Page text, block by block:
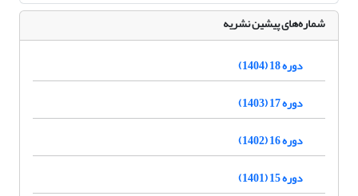
شماره‌های پیشین نشریه
دوره 18 (1404)
دوره 17 (1403)
دوره 16 (1402)
دوره 15 (1401)